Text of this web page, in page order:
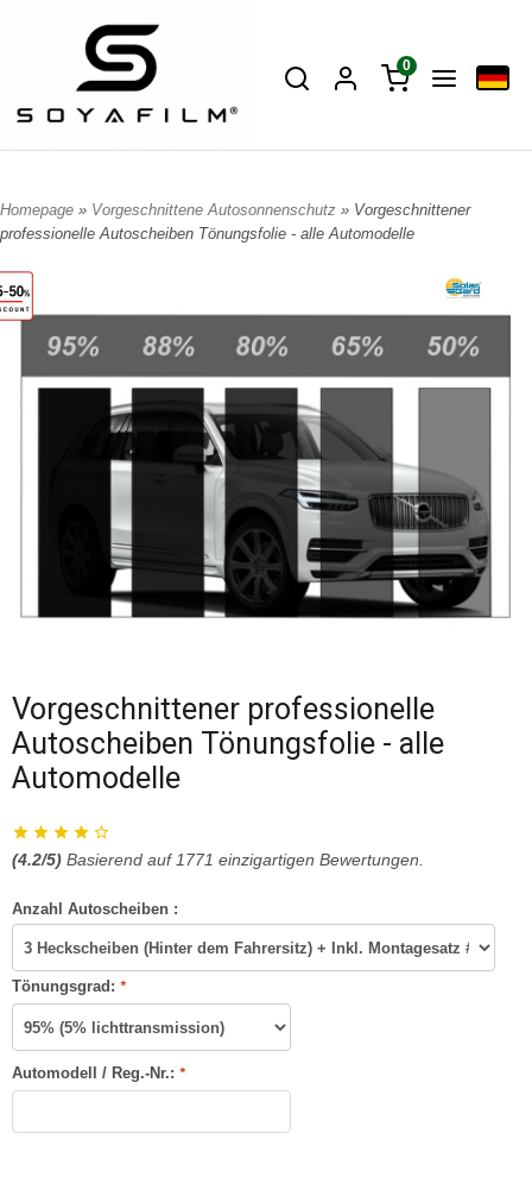
0
Homepage » Vorgeschnittene Autosonnenschutz » Vorgeschnittener
professionelle Autoscheiben Tönungsfolie - alle Automodelle
Vorgeschnittener professionelle
Autoscheiben Tönungsfolie - alle
Automodelle
(4.2/5) Basierend auf 1771 einzigartigen Bewertungen.
Anzahl Autoscheiben :
Tönungsgrad: *
Automodell / Reg.-Nr.: *